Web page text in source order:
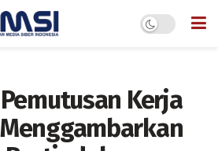
Kerja